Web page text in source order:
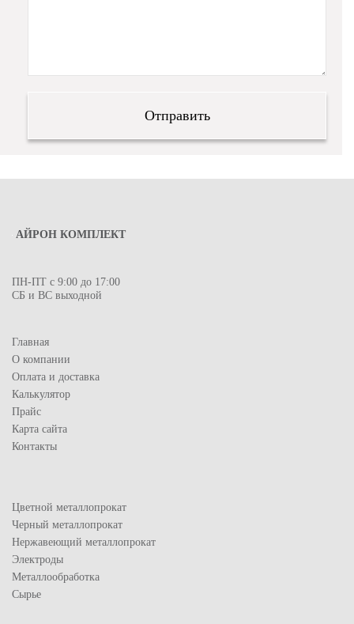
АЙРОН КОМПЛЕКТ
ПН-ПТ с 9:00 до 17:00
СБ и ВС выходной
Главная
О компании
Оплата и доставка
Калькулятор
Прайс
Карта сайта
Контакты
Цветной металлопрокат
Черный металлопрокат
Нержавеющий металлопрокат
Электроды
Металлообработка
Сырье